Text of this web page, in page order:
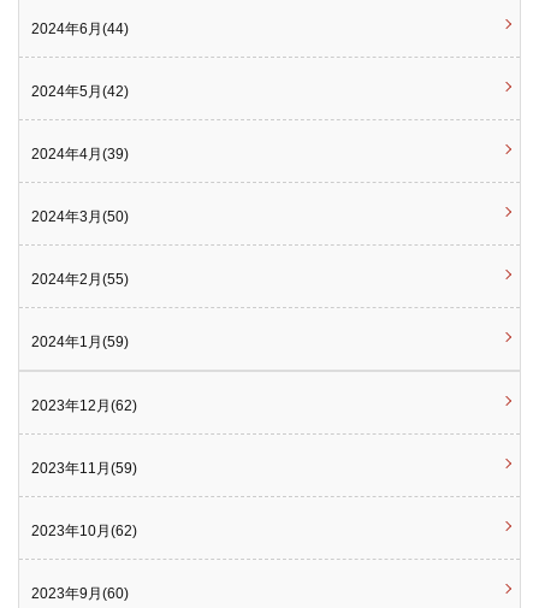
2024年6月(44)
2024年5月(42)
2024年4月(39)
2024年3月(50)
2024年2月(55)
2024年1月(59)
2023年12月(62)
2023年11月(59)
2023年10月(62)
2023年9月(60)